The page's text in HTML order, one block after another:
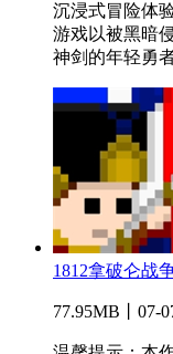
沉浸式冒险体
游戏以被黑暗
神剑的年轻勇
1812拿破仑战
77.95MB丨07-